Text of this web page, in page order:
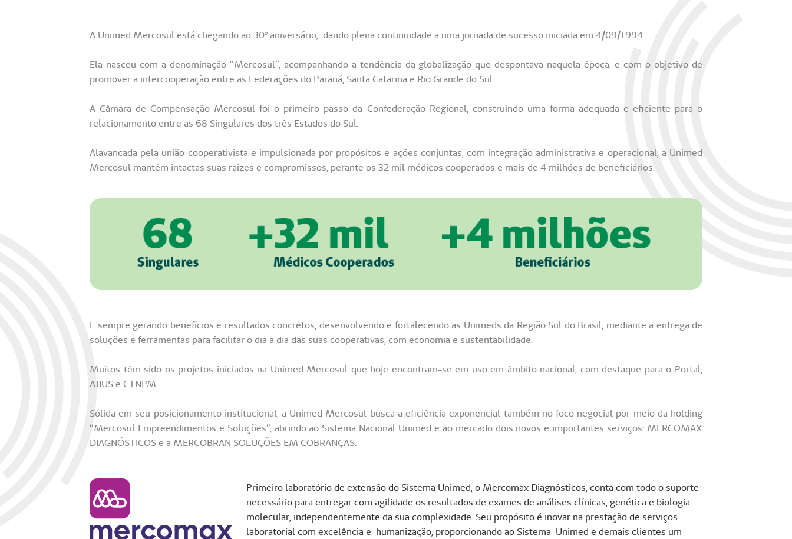
A Unimed Mercosul está chegando ao 30º aniversário, dando plena continuidade a uma jornada de sucesso iniciada em 4/09/1994.
Ela nasceu com a denominação “Mercosul”, acompanhando a tendência da globalização que despontava naquela época, e com o objetivo de
promover a intercooperação entre as Federações do Paraná, Santa Catarina e Rio Grande do Sul.
A Câmara de Compensação Mercosul foi o primeiro passo da Confederação Regional, construindo uma forma adequada e eficiente para o
relacionamento entre as 68 Singulares dos três Estados do Sul.
Alavancada pela união cooperativista e impulsionada por propósitos e ações conjuntas, com integração administrativa e operacional, a Unimed
Mercosul mantém intactas suas raízes e compromissos, perante os 32 mil médicos cooperados e mais de 4 milhões de beneficiários.
E sempre gerando benefícios e resultados concretos, desenvolvendo e fortalecendo as Unimeds da Região Sul do Brasil, mediante a entrega de
soluções e ferramentas para facilitar o dia a dia das suas cooperativas, com economia e sustentabilidade.
Muitos têm sido os projetos iniciados na Unimed Mercosul que hoje encontram-se em uso em âmbito nacional, com destaque para o Portal,
AJIUS e CTNPM.
Sólida em seu posicionamento institucional, a Unimed Mercosul busca a eficiência exponencial também no foco negocial por meio da holding
“Mercosul Empreendimentos e Soluções”, abrindo ao Sistema Nacional Unimed e ao mercado dois novos e importantes serviços: MERCOMAX
DIAGNÓSTICOS e a MERCOBRAN SOLUÇÕES EM COBRANÇAS.
Primeiro laboratório de extensão do Sistema Unimed, o Mercomax Diagnósticos, conta com todo o suporte
necessário para entregar com agilidade os resultados de exames de análises clínicas, genética e biologia
molecular, independentemente da sua complexidade. Seu propósito é inovar na prestação de serviços
laboratorial com excelência e humanização, proporcionando ao Sistema Unimed e demais clientes um